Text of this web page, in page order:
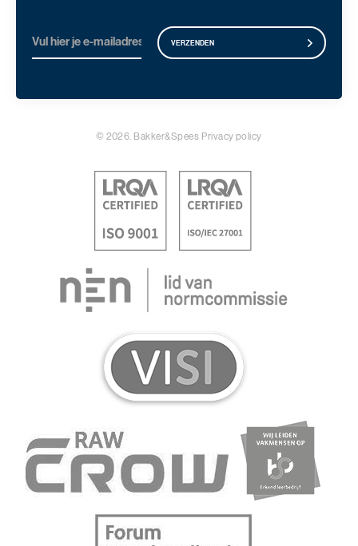
VERZENDEN
© 2026. Bakker&Spees Privacy policy